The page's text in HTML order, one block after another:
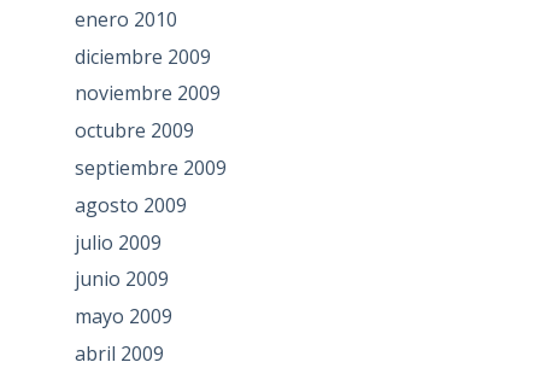
enero 2010
diciembre 2009
noviembre 2009
octubre 2009
septiembre 2009
agosto 2009
julio 2009
junio 2009
mayo 2009
abril 2009